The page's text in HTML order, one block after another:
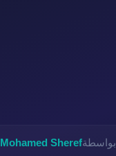
بواسطةMohamed Sheref